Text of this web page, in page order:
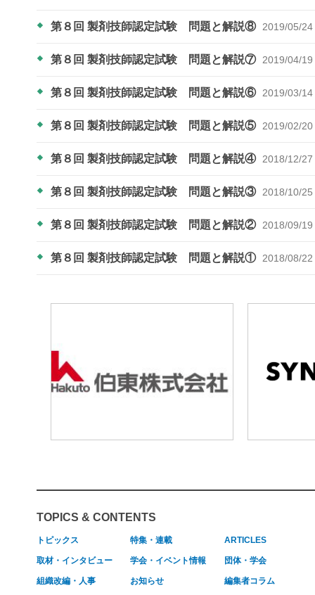
第８回 製剤技師認定試験 問題と解説⑧ 2019/05/24
第８回 製剤技師認定試験 問題と解説⑦ 2019/04/19
第８回 製剤技師認定試験 問題と解説⑥ 2019/03/14
第８回 製剤技師認定試験 問題と解説⑤ 2019/02/20
第８回 製剤技師認定試験 問題と解説④ 2018/12/27
第８回 製剤技師認定試験 問題と解説③ 2018/10/25
第８回 製剤技師認定試験 問題と解説② 2018/09/19
第８回 製剤技師認定試験 問題と解説① 2018/08/22
TOPICS & CONTENTS
トピックス 特集・連載 ARTICLES
取材・インタビュー 学会・イベント情報 団体・学会
組織改編・人事 お知らせ 編集者コラム